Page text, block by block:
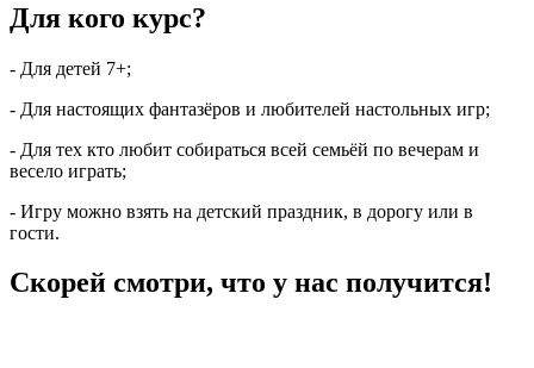
Для кого курс?
- Для детей 7+;
- Для настоящих фантазёров и любителей настольных игр;
- Для тех кто любит собираться всей семьёй по вечерам и
весело играть;
- Игру можно взять на детский праздник, в дорогу или в
гости.
Скорей смотри, что у нас получится!